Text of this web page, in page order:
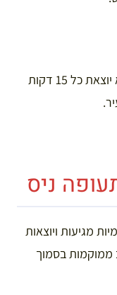
יש רכבת ישירה שיוצאת מטרמינל 2 והיא יוצאת כל 15 דקות
ניס
מגיעות ויוצאות
ממוקמות בסמוך